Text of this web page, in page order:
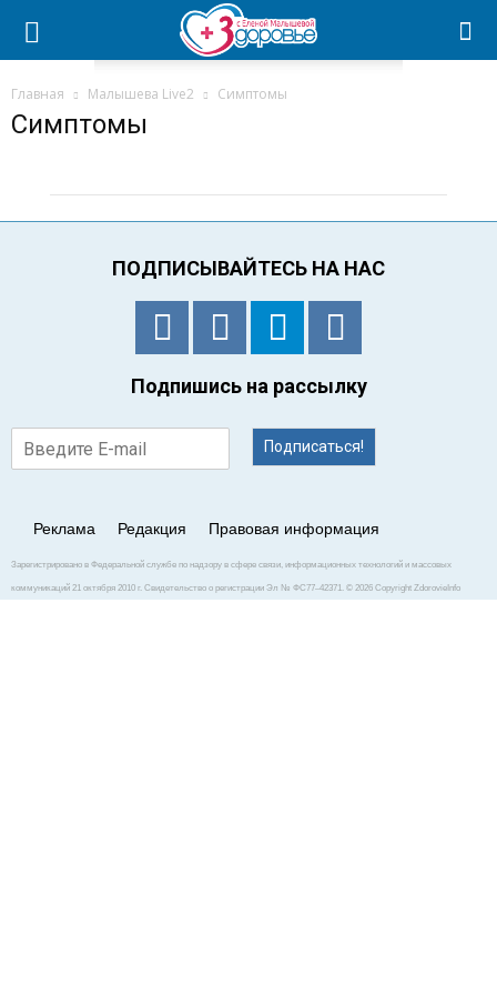
Главная Малышева Live2 Симптомы
Симптомы
ПОДПИСЫВАЙТЕСЬ НА НАС
Подпишись на рассылку
Подписаться!
Реклама Редакция Правовая информация
Зарегистрировано в Федеральной службе по надзору в сфере связи, информационных технологий и массовых
коммуникаций 21 октября 2010 г. Свидетельство о регистрации Эл № ФС77–42371. © 2026 Copyright ZdorovieInfo